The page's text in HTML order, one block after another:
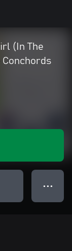
(In The
● ● ●